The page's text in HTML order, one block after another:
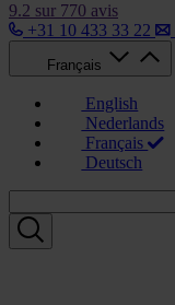
9.2 sur 770 avis
+31 10 433 33 22
Français
English
Nederlands
Français
Deutsch